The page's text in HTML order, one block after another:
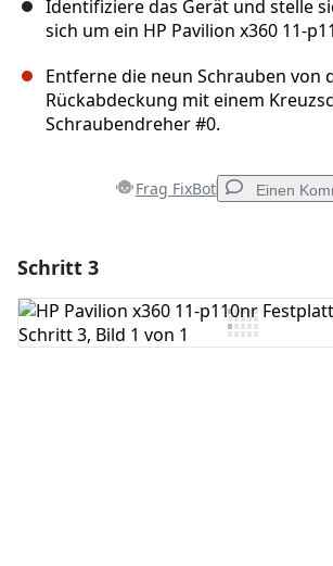
Identifiziere das Gerät und stelle
sich um ein HP Pavilion x360 11-
Entferne die neun Schrauben von
Rückabdeckung mit einem
Schraubendreher #0.
Frag FixBot Einen
Kommentar hinzufügen
Schritt 3